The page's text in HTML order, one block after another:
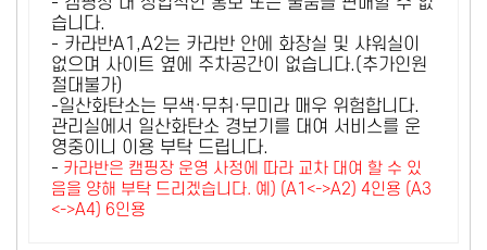
습니다.
- 카라반A1,A2는 카라반 안에 화장실 및 샤워실이
없으며 사이트 옆에 주차공간이 없습니다.(추가인원
절대불가)
-일산화탄소는 무색·무취·무미라 매우 위험합니다.
관리실에서 일산화탄소 경보기를 대여 서비스를 운
영중이니 이용 부탁 드립니다.
- 카라반은 캠핑장 운영 사정에 따라 교차 대여 할 수 있
음을 양해 부탁 드리겠습니다. 예) (A1<->A2) 4인용 (A3
<->A4) 6인용